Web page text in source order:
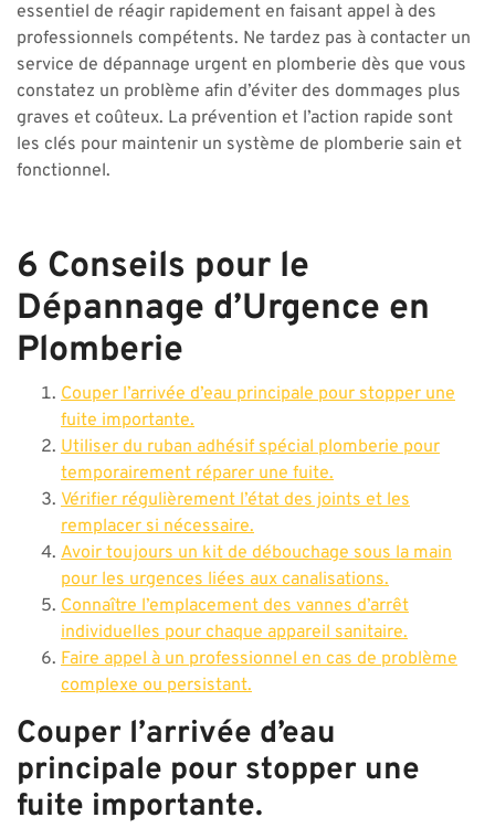
essentiel de réagir rapidement en faisant appel à des
professionnels compétents. Ne tardez pas à contacter un
service de dépannage urgent en plomberie dès que vous
constatez un problème afin d’éviter des dommages plus
graves et coûteux. La prévention et l’action rapide sont
les clés pour maintenir un système de plomberie sain et
fonctionnel.
6 Conseils pour le
Dépannage d’Urgence en
Plomberie
Couper l’arrivée d’eau principale pour stopper une
fuite importante.
Utiliser du ruban adhésif spécial plomberie pour
temporairement réparer une fuite.
Vérifier régulièrement l’état des joints et les
remplacer si nécessaire.
Avoir toujours un kit de débouchage sous la main
pour les urgences liées aux canalisations.
Connaître l’emplacement des vannes d’arrêt
individuelles pour chaque appareil sanitaire.
Faire appel à un professionnel en cas de problème
complexe ou persistant.
Couper l’arrivée d’eau
principale pour stopper une
fuite importante.